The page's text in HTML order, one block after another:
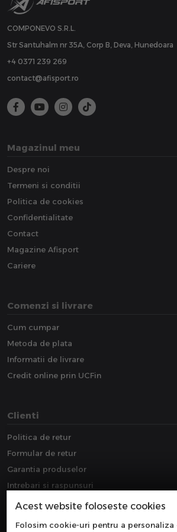
COMPONEVO S.R.L.
Str Santuhalm nr 35A, Corp B, Deva, Hunedoara
+4 0371 239 269
contact@afisport.ro
Magazinul meu
Despre noi
Termeni si conditii
Politica de cookies
Confidentialitate
Contact
Magazine Afisport
Cariere
Comenzi si livrare
Cum cumpar
Metoda de plata
Informatii de livrare
Credit online prin UCFin
Clienti
Politica de retur
Formular de retur
Garantia produselor
Intrebari si raspunsuri
Downloads
Acest website foloseste cookies
Folosim cookie-uri pentru a